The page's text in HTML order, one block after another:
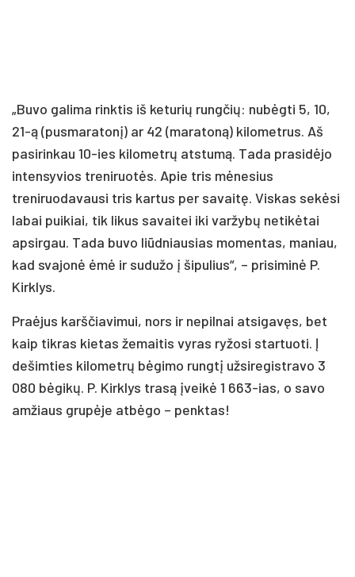
„Buvo galima rinktis iš keturių rungčių: nubėgti 5, 10,
21-ą (pusmaratonį) ar 42 (maratoną) kilometrus. Aš
pasirinkau 10-ies kilometrų atstumą. Tada prasidėjo
intensyvios treniruotės. Apie tris mėnesius
treniruodavausi tris kartus per savaitę. Viskas sekėsi
labai puikiai, tik likus savaitei iki varžybų netikėtai
apsirgau. Tada buvo liūdniausias momentas, maniau,
kad svajonė ėmė ir sudužo į šipulius“, – prisiminė P.
Kirklys.
Praėjus karščiavimui, nors ir nepilnai atsigavęs, bet
kaip tikras kietas žemaitis vyras ryžosi startuoti. Į
dešimties kilometrų bėgimo rungtį užsiregistravo 3
080 bėgikų. P. Kirklys trasą įveikė 1 663-ias, o savo
amžiaus grupėje atbėgo – penktas!